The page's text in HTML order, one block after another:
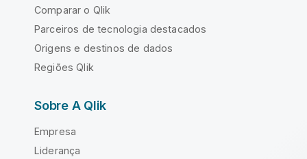
Comparar o Qlik
Parceiros de tecnologia destacados
Origens e destinos de dados
Regiões Qlik
Sobre A Qlik
Empresa
Liderança